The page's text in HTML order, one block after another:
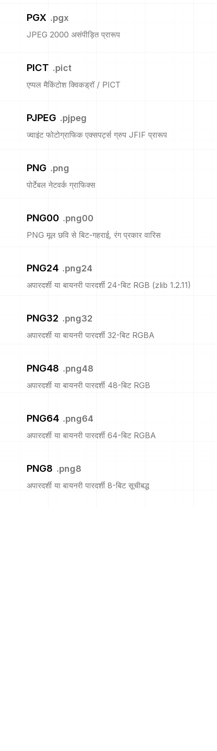
PGX .pgx
JPEG 2000 असंपीड़ित प्रारूप
PICT .pict
एप्पल मैकिंटोश क्विकड्रॉ / PICT
PJPEG .pjpeg
ज्वाइंट फोटोग्राफिक एक्सपर्ट्स ग्रुप JFIF प्रारूप
PNG .png
पोर्टेबल नेटवर्क ग्राफिक्स
PNG00 .png00
PNG मूल छवि से बिट-गहराई, रंग प्रकार वारिस
PNG24 .png24
अपारदर्शी या बायनरी पारदर्शी 24-बिट RGB (zlib 1.2.11)
PNG32 .png32
अपारदर्शी या बायनरी पारदर्शी 32-बिट RGBA
PNG48 .png48
अपारदर्शी या बायनरी पारदर्शी 48-बिट RGB
PNG64 .png64
अपारदर्शी या बायनरी पारदर्शी 64-बिट RGBA
PNG8 .png8
अपारदर्शी या बायनरी पारदर्शी 8-बिट सूचीबद्ध